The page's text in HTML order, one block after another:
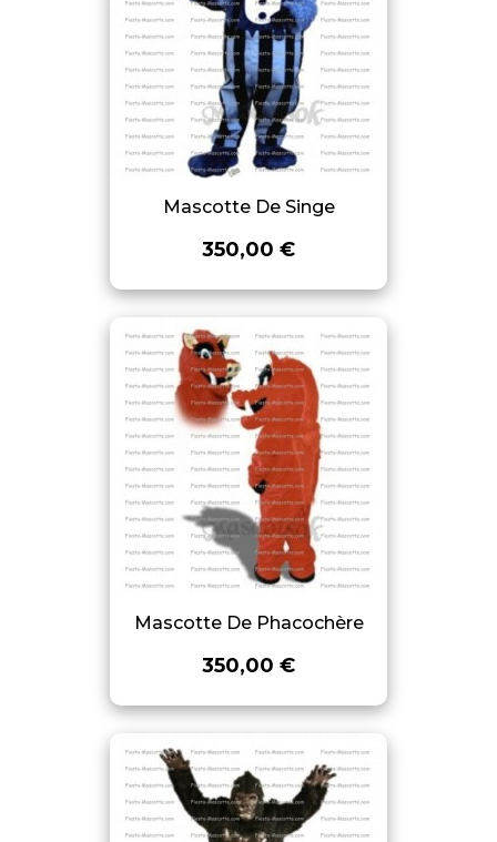
Mascotte De Singe
350,00 €
Mascotte De Phacochère
350,00 €